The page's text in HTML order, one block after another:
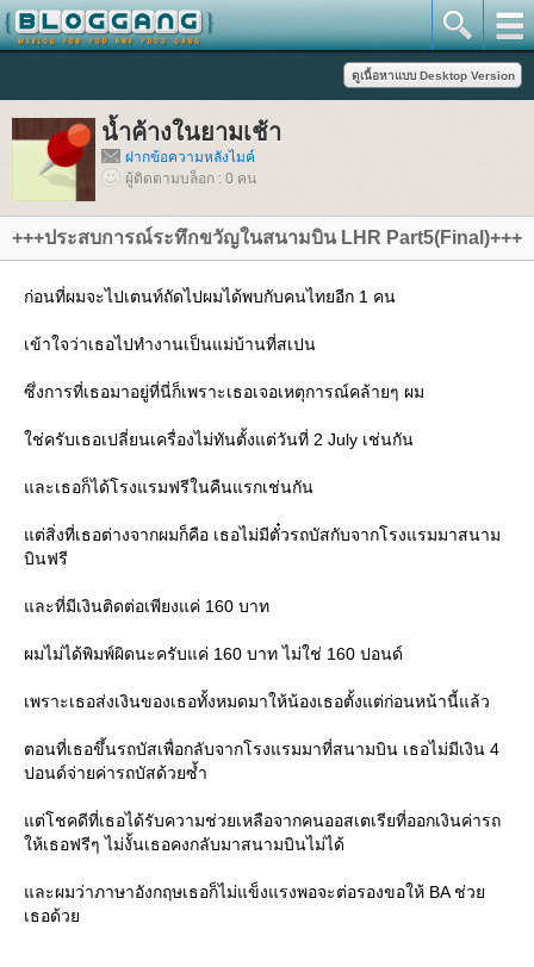
น้ำค้างในยามเช้า
ฝากข้อความหลังไมค์
ผู้ติดตามบล็อก : 0 คน
+++ประสบการณ์ระทึกขวัญในสนามบิน LHR Part5(Final)+++
ก่อนที่ผมจะไปเตนท์ถัดไปผมได้พบกับคนไทยอีก 1 คน
เข้าใจว่าเธอไปทำงานเป็นแม่บ้านที่สเปน
ซึ่งการที่เธอมาอยู่ที่นี่ก็เพราะเธอเจอเหตุการณ์คล้ายๆ ผม
ช่ครับเธอเปลี่ยนเครื่องไม่ทันตั้งแต่วันที่ 2 July เช่นกัน
ละเธอก็ได้โรงแรมฟรีในคืนแรกเช่นกัน
ต่สิ่งที่เธอต่างจากผมก็คือ เธอไม่มีตั๋วรถบัสกับจากโรงแรมมาสนาม
บินฟรี
ละที่มีเงินติดต่อเพียงแค่ 160 บาท
ผมไม่ได้พิมพ์ผิดนะครับแค่ 160 บาท ไม่ใช่ 160 ปอนด์
เพราะเธอส่งเงินของเธอทั้งหมดมาให้น้องเธอตั้งแต่ก่อนหน้านี้แล้ว
ตอนที่เธอขึ้นรถบัสเพื่อกลับจากโรงแรมมาที่สนามบิน เธอไม่มีเงิน 4
ปอนด์จ่ายค่ารถบัสด้วยซ้ำ
ต่โชคดีที่เธอได้รับความช่วยเหลือจากคนออสเตเรียที่ออกเงินค่ารถ
ห้เธอฟรีๆ ไม่งั้นเธอคงกลับมาสนามบินไม่ได้
ละผมว่าภาษาอังกฤษเธอก็ไม่แข็งแรงพอจะต่อรองขอให้ BA ช่ว
เธอด้ว